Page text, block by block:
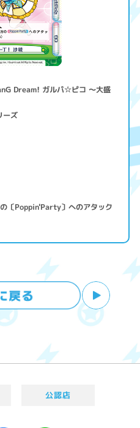
Dream! ガルパ☆ピコ ～大盛
ーズ
〔Poppin'Party〕へのアタック
公認店